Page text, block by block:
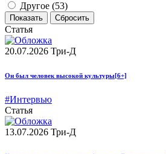
Другое (53)
Статья
20.07.2026 Три-Д
Он был человек высокой культуры[6+]
#Интервью
Статья
13.07.2026 Три-Д